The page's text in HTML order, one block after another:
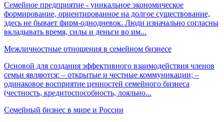
Семейное предприятие - уникальное экономическое
формирование, ориентированное на долгое существование,
здесь не бывает фирм-однодневок. Люди изначально согласны
вкладывать время, силы и деньги во им...
Межличностные отношения в семейном бизнесе
Основой для создания эффективного взаимодействия членов
семьи являются: – открытые и честные коммуникации; –
одинаковое восприятие ценностей семейного бизнеса
(честность, кредитоспособность, лояльно...
Семейный бизнес в мире и России